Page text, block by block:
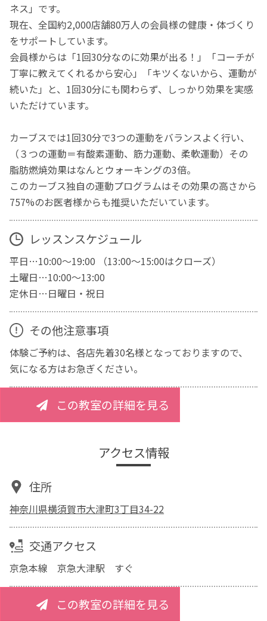
ネス」です。
現在、全国約2,000店舗80万人の会員様の健康・体づくり
をサポートしています。
会員様からは「1回30分なのに効果が出る！」「コーチが
丁寧に教えてくれるから安心」「キツくないから、運動が
続いた」と、1回30分にも関わらず、しっかり効果を実感
いただけています。
カーブスでは1回30分で3つの運動をバランスよく行い、
（３つの運動＝有酸素運動、筋力運動、柔軟運動）その
脂肪燃焼効果はなんとウォーキングの3倍。
このカーブス独自の運動プログラムはその効果の高さから
757%のお医者様からも推奨いただいています。
レッスンスケジュール
平日…10:00～19:00 （13:00～15:00はクローズ）
土曜日…10:00～13:00
定休日…日曜日・祝日
その他注意事項
体験ご予約は、各店先着30名様となっておりますので、
気になる方はお急ぎください。
この教室の詳細を見る
アクセス情報
住所
神奈川県横須賀市大津町3丁目34-22
交通アクセス
京急本線 京急大津駅 すぐ
この教室の詳細を見る